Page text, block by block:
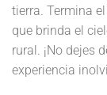
tierra. Termina
que brinda el
rural. ¡No dejes
experiencia